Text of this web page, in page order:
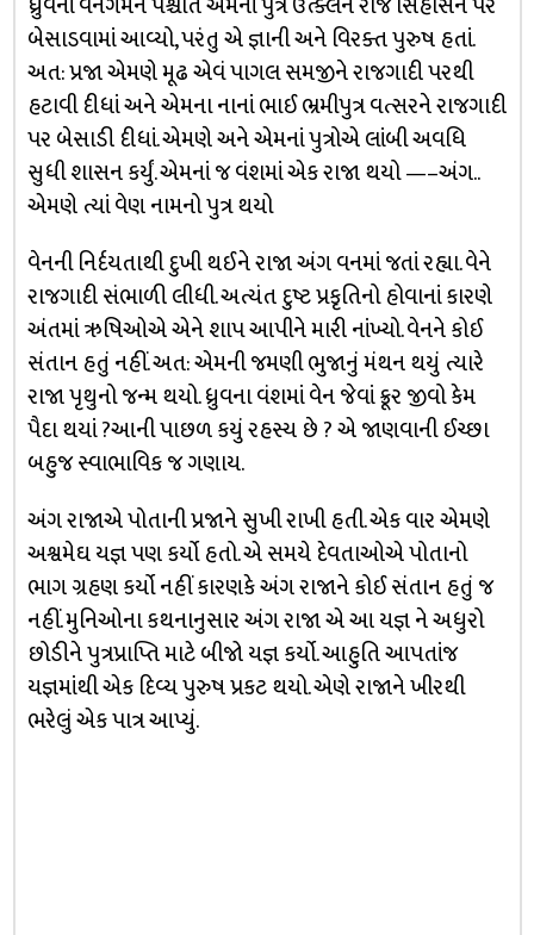
બેસાડવામાં આવ્યો, પરંતુ એ જ્ઞાની અને વિરક્ત પુરુષ હતાં.
અત: પ્રજા એમણે મૂઢ એવં પાગલ સમજીને રાજગાદી પરથી
હટાવી દીધાં અને એમના નાનાં ભાઈ ભ્રમીપુત્ર વત્સરને રાજગાદી
પર બેસાડી દીધાં. એમણે અને એમનાં પુત્રોએ લાંબી અવધિ
સુધી શાસન કર્યું. એમનાં જ વંશમાં એક રાજા થયો —–અંગ..
એમણે ત્યાં વેણ નામનો પુત્ર થયો
વેનની નિર્દયતાથી દુખી થઈને રાજા અંગ વનમાં જતાં રહ્યા. વેને
રાજગાદી સંભાળી લીધી. અત્યંત દુષ્ટ પ્રકૃતિનો હોવાનાં કારણે
અંતમાં ઋષિઓએ એને શાપ આપીને મારી નાંખ્યો. વેનને કોઈ
સંતાન હતું નહીં. અત: એમની જમણી ભુજાનું મંથન થયું ત્યારે
રાજા પૃથુનો જન્મ થયો. ધ્રુવના વંશમાં વેન જેવાં ક્રૂર જીવો કેમ
પૈદા થયાં ?આની પાછળ કયું રહસ્ય છે ? એ જાણવાની ઈચ્છા
બહુજ સ્વાભાવિક જ ગણાય.
અંગ રાજાએ પોતાની પ્રજાને સુખી રાખી હતી. એક વાર એમણે
અશ્વમેઘ યજ્ઞ પણ કર્યો હતો. એ સમયે દેવતાઓએ પોતાનો
ભાગ ગ્રહણ કર્યો નહીં કારણકે અંગ રાજાને કોઈ સંતાન હતું જ
નહીં. મુનિઓના કથનાનુસાર અંગ રાજા એ આ યજ્ઞ ને અધુરો
છોડીને પુત્રપ્રાપ્તિ માટે બીજો યજ્ઞ કર્યો. આહુતિ આપતાંજ
યજ્ઞમાંથી એક દિવ્ય પુરુષ પ્રકટ થયો. એણે રાજાને ખીરથી
ભરેલું એક પાત્ર આપ્યું.